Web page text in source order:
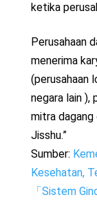
ketika
Perusahaan
menerima
(perusahaan
negara lain ),
mitra dagang
Jisshu.”
Sumber:
Kesehatan,
「Sistem